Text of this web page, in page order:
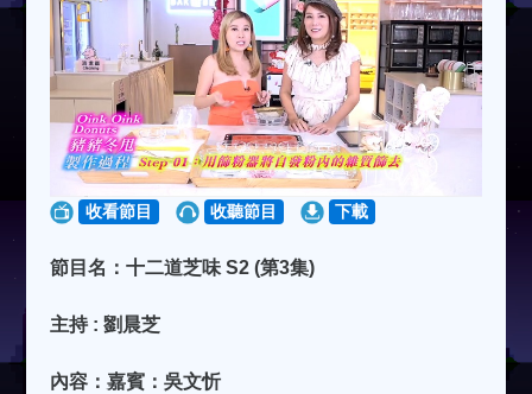
收看節目 收聽節目 下載
節目名：十二道芝味 S2 (第3集)
主持 : 劉晨芝
內容：嘉賓：吳文忻